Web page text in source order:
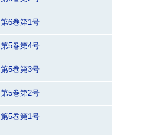
第6巻第1号
第5巻第4号
第5巻第3号
第5巻第2号
第5巻第1号